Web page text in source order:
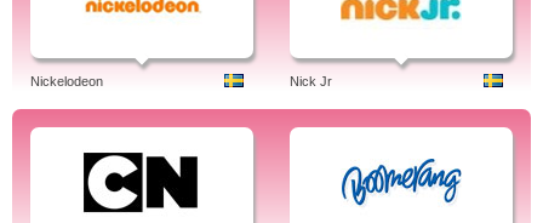
Nickelodeon Nick Jr